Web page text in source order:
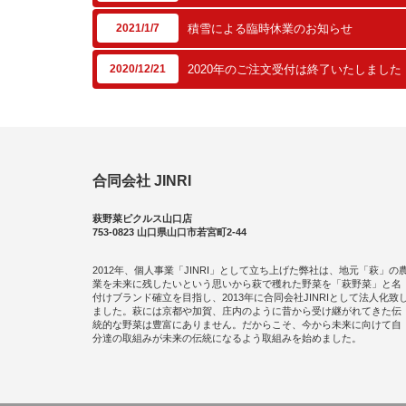
2021/1/7 積雪による臨時休業のお知らせ
2020/12/21 2020年のご注文受付は終了いたしました
合同会社 JINRI
萩野菜ピクルス山口店
753-0823 山口県山口市若宮町2-44
2012年、個人事業「JINRI」として立ち上げた弊社は、地元「萩」の
業を未来に残したいという思いから萩で穫れた野菜を「萩野菜」と名
付けブランド確立を目指し、2013年に合同会社JINRIとして法人化致
ました。萩には京都や加賀、庄内のように昔から受け継がれてきた伝
統的な野菜は豊富にありません。だからこそ、今から未来に向けて自
分達の取組みが未来の伝統になるよう取組みを始めました。